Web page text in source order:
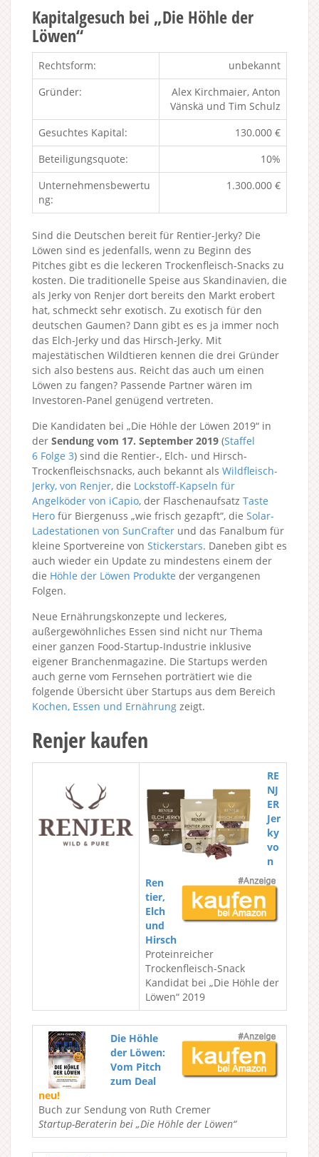
Kapitalgesuch bei „Die Höhle der
Löwen“
Rechtsform:
unbekannt
Gründer:
Alex Kirchmaier, Anton
Vänskä und Tim Schulz
Gesuchtes Kapital:
130.000 €
Beteiligungsquote:
10%
Unternehmensbewertu
ng:
1.300.000 €
Sind die Deutschen bereit für Rentier-Jerky? Die
Löwen sind es jedenfalls, wenn zu Beginn des
Pitches gibt es die leckeren Trockenfleisch-Snacks zu
kosten. Die traditionelle Speise aus Skandinavien, die
als Jerky von Renjer dort bereits den Markt erobert
hat, schmeckt sehr exotisch. Zu exotisch für den
deutschen Gaumen? Dann gibt es es ja immer noch
das Elch-Jerky und das Hirsch-Jerky. Mit
majestätischen Wildtieren kennen die drei Gründer
sich also bestens aus. Reicht das auch um einen
Löwen zu fangen? Passende Partner wären im
Investoren-Panel genügend vertreten.
Die Kandidaten bei „Die Höhle der Löwen 2019“ in
der Sendung vom 17. September 2019 (Staffel
6 Folge 3) sind die Rentier-, Elch- und Hirsch-
Trockenfleischsnacks, auch bekannt als Wildfleisch-
Jerky, von Renjer, die Lockstoff-Kapseln für
Angelköder von iCapio, der Flaschenaufsatz Taste
Hero für Biergenuss „wie frisch gezapft“, die Solar-
Ladestationen von SunCrafter und das Fanalbum für
kleine Sportvereine von Stickerstars. Daneben gibt es
auch wieder ein Update zu mindestens einem der
die Höhle der Löwen Produkte der vergangenen
Folgen.
Neue Ernährungskonzepte und leckeres,
außergewöhnliches Essen sind nicht nur Thema
einer ganzen Food-Startup-Industrie inklusive
eigener Branchenmagazine. Die Startups werden
auch gerne vom Fernsehen porträtiert wie die
folgende Übersicht über Startups aus dem Bereich
Kochen, Essen und Ernährung zeigt.
Renjer kaufen
RE
NJ
ER
Jer
ky
vo
n
Ren
tier,
Elch
und
Hirsch
Proteinreicher
Trockenfleisch-Snack
Kandidat bei „Die Höhle der
Löwen“ 2019
Die Höhle
der Löwen:
Vom Pitch
zum Deal
neu!
Buch zur Sendung von Ruth Cremer
Startup-Beraterin bei „Die Höhle der Löwen“